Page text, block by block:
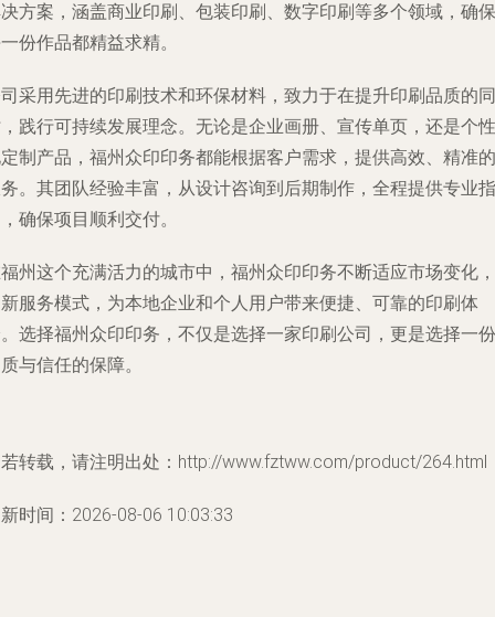
方案，涵盖商业印刷、包装印刷、数字印刷等多个领域，确保
份作品都精益求精。
采用先进的印刷技术和环保材料，致力于在提升印刷品质的同
践行可持续发展理念。无论是企业画册、宣传单页，还是个性
制产品，福州众印印务都能根据客户需求，提供高效、精准的
。其团队经验丰富，从设计咨询到后期制作，全程提供专业指
确保项目顺利交付。
州这个充满活力的城市中，福州众印印务不断适应市场变化，
服务模式，为本地企业和个人用户带来便捷、可靠的印刷体
选择福州众印印务，不仅是选择一家印刷公司，更是选择一份
与信任的保障。
转载，请注明出处：http://www.fztww.com/product/264.html
时间：2026-08-06 10:03:33